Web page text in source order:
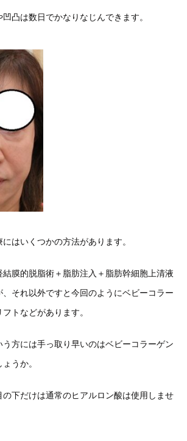
凸は数日でかなりなじんできます。
はいくつかの方法があります。
膜的脱脂術＋脂肪注入＋脂肪幹細胞上清液
それ以外ですと今回のようにベビーコラー
トなどがあります。
方には手っ取り早いのはベビーコラーゲン
うか。
の下だけは通常のヒアルロン酸は使用しませ